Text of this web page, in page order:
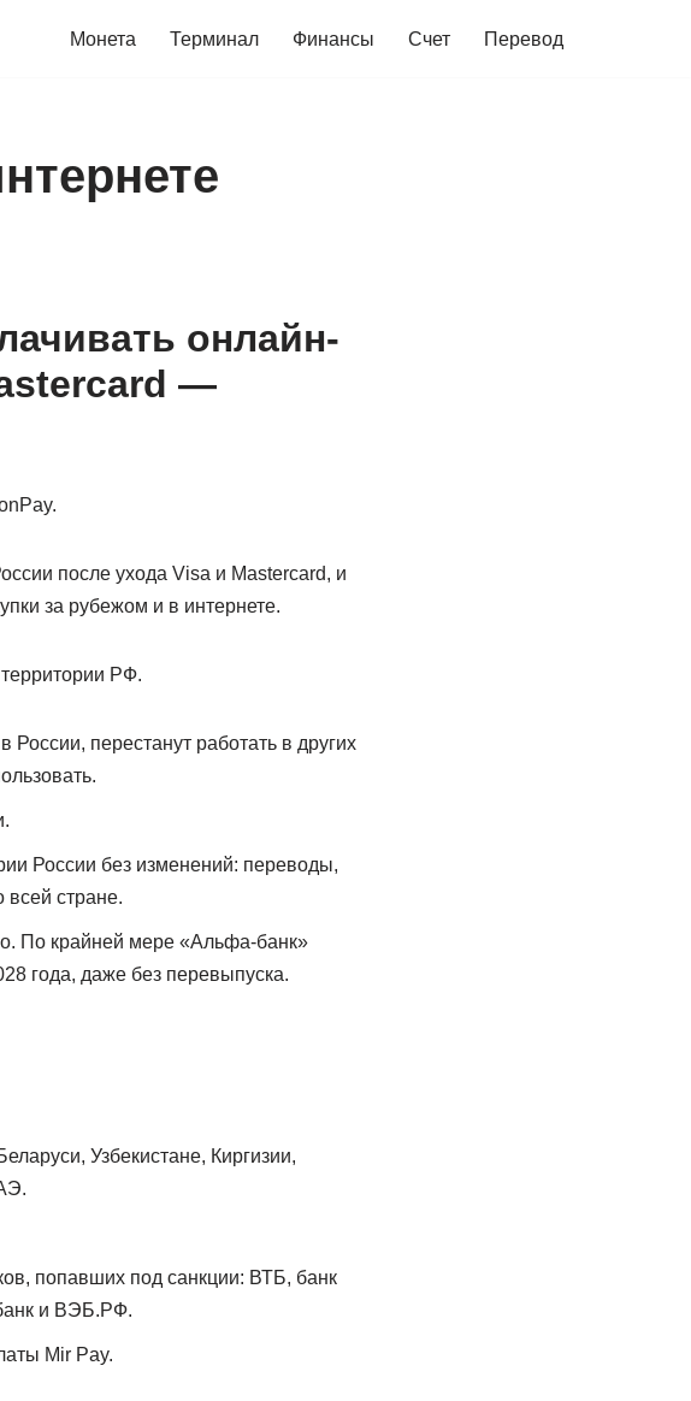
Монета Терминал Финансы Счет Перевод
онлайн-
—
после ухода Visa и Mastercard, и
за рубежом и в интернете.
РФ.
перестанут работать в других
России без изменений: переводы,
стране.
По крайней мере «Альфа-банк»
года, даже без перевыпуска.
Узбекистане, Киргизии,
попавших под санкции: ВТБ, банк
и ВЭБ.РФ.
Mir Pay.